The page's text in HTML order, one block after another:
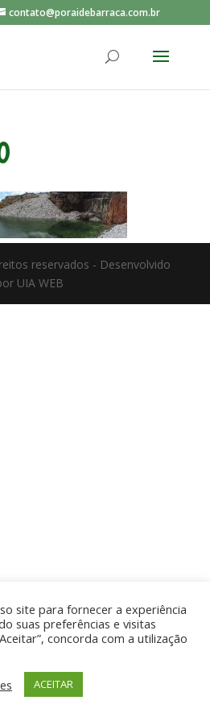
contato@poraidebarraca.com.br
reservados - Desenvolvido
UIA WEB
site para fornecer a experiência
suas preferências e visitas
concorda com a utilização
ACEITAR